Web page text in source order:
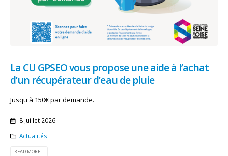
La CU GPSEO vous propose une aide à l’achat
d’un récupérateur d’eau de pluie
Jusqu'à 150€ par demande.
8 juillet 2026
Actualités
READ MORE...